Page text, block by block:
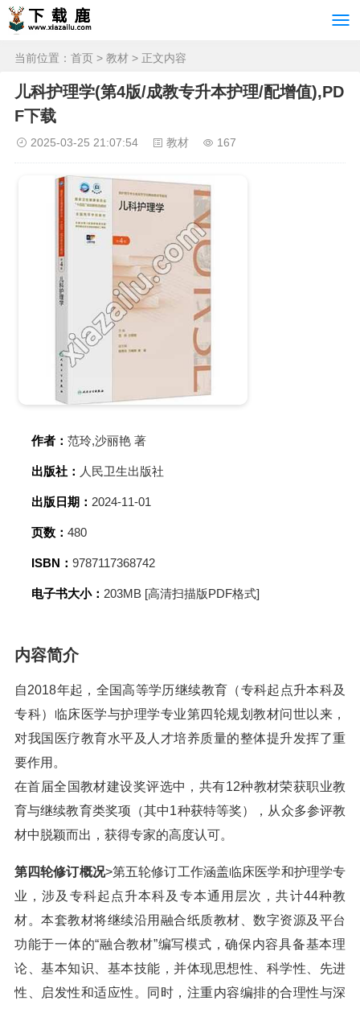
当前位置： 首页 > 教材 > 正文内容
儿科护理学(第4版/成教专升本护理/配增值),PD
F下载
2025-03-25 21:07:54 教材 167
作者： 范玲,沙丽艳 著
出版社： 人民卫生出版社
出版日期： 2024-11-01
页数： 480
ISBN： 9787117368742
电子书大小： 203MB [高清扫描版PDF格式]
内容简介
自2018年起，全国高等学历继续教育（专科起点升本科及
专科）临床医学与护理学专业第四轮规划教材问世以来，
对我国医疗教育水平及人才培养质量的整体提升发挥了重
要作用。
在首届全国教材建设奖评选中，共有12种教材荣获职业教
育与继续教育类奖项（其中1种获特等奖），从众多参评教
材中脱颖而出，获得专家的高度认可。
第四轮修订概况>第五轮修订工作涵盖临床医学和护理学专
业，涉及专科起点升本科及专本通用层次，共计44种教
材。本套教材将继续沿用融合纸质教材、数字资源及平台
功能于一体的“融合教材”编写模式，确保内容具备基本理
论、基本知识、基本技能，并体现思想性、科学性、先进
性、启发性和适应性。同时，注重内容编排的合理性与深